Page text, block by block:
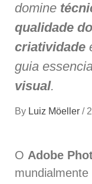
domine
qualidade
criatividade
guia
visual.
By Luiz Möeller /
O Adobe